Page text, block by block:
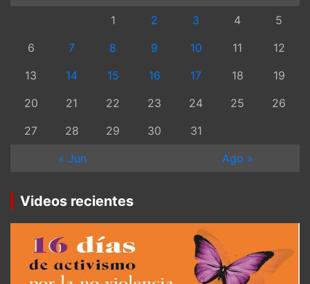
1
2 3 4
5
6
7 8 9 10 11
12
13
14 15 16 17 18
19
20
21 22 23 24 25
26
27
28 29 30
31
« Jun
Ago »
Videos recientes